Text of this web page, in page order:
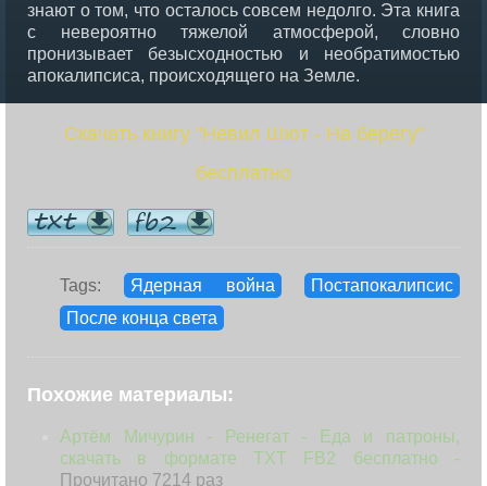
знают о том, что осталось совсем недолго. Эта книга
с невероятно тяжелой атмосферой, словно
пронизывает безысходностью и необратимостью
апокалипсиса, происходящего на Земле.
Скачать книгу "Невил Шют - На берегу"
бесплатно
Tags: Ядерная война
Постапокалипсис
После конца света
Похожие материалы:
Артём Мичурин - Ренегат - Еда и патроны,
скачать в формате TXT FB2 бесплатно -
Прочитано 7214 раз